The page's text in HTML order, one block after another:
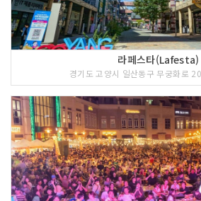
라페스타(Lafesta)
경기도 고양시 일산동구 무궁화로